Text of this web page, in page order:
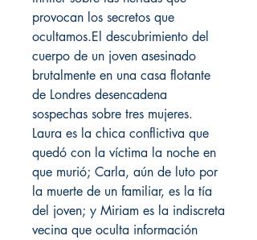
provocan los secretos que
ocultamos.El descubrimiento del
cuerpo de un joven asesinado
brutalmente en una casa flotante
de Londres desencadena
sospechas sobre tres mujeres.
Laura es la chica conflictiva que
quedó con la víctima la noche en
que murió; Carla, aún de luto por
la muerte de un familiar, es la tía
del joven; y Miriam es la indiscreta
vecina que oculta información